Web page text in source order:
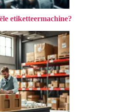
etiketteermachine?